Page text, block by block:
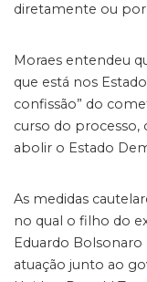
diretamente ou
Moraes entendeu
que está nos
confissão” do
curso do processo,
abolir o Estado
As medidas
no qual o filho do
Eduardo Bolsonaro
atuação junto ao